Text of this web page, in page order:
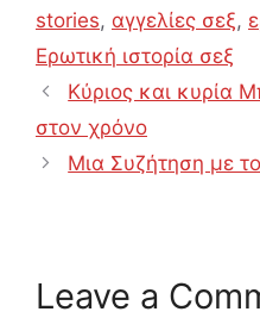
stories, αγγελίες σεξ,
Ερωτική ιστορία σεξ
Κύριος και κυρία
στον χρόνο
Μια Συζήτηση με
Leave a